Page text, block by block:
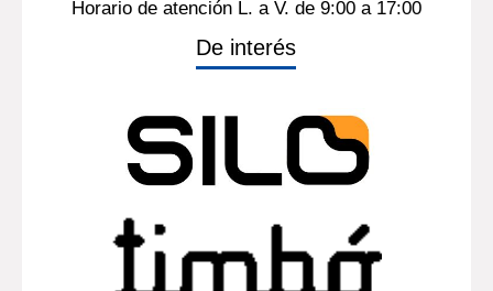
Horario de atención L. a V. de 9:00 a 17:00
De interés